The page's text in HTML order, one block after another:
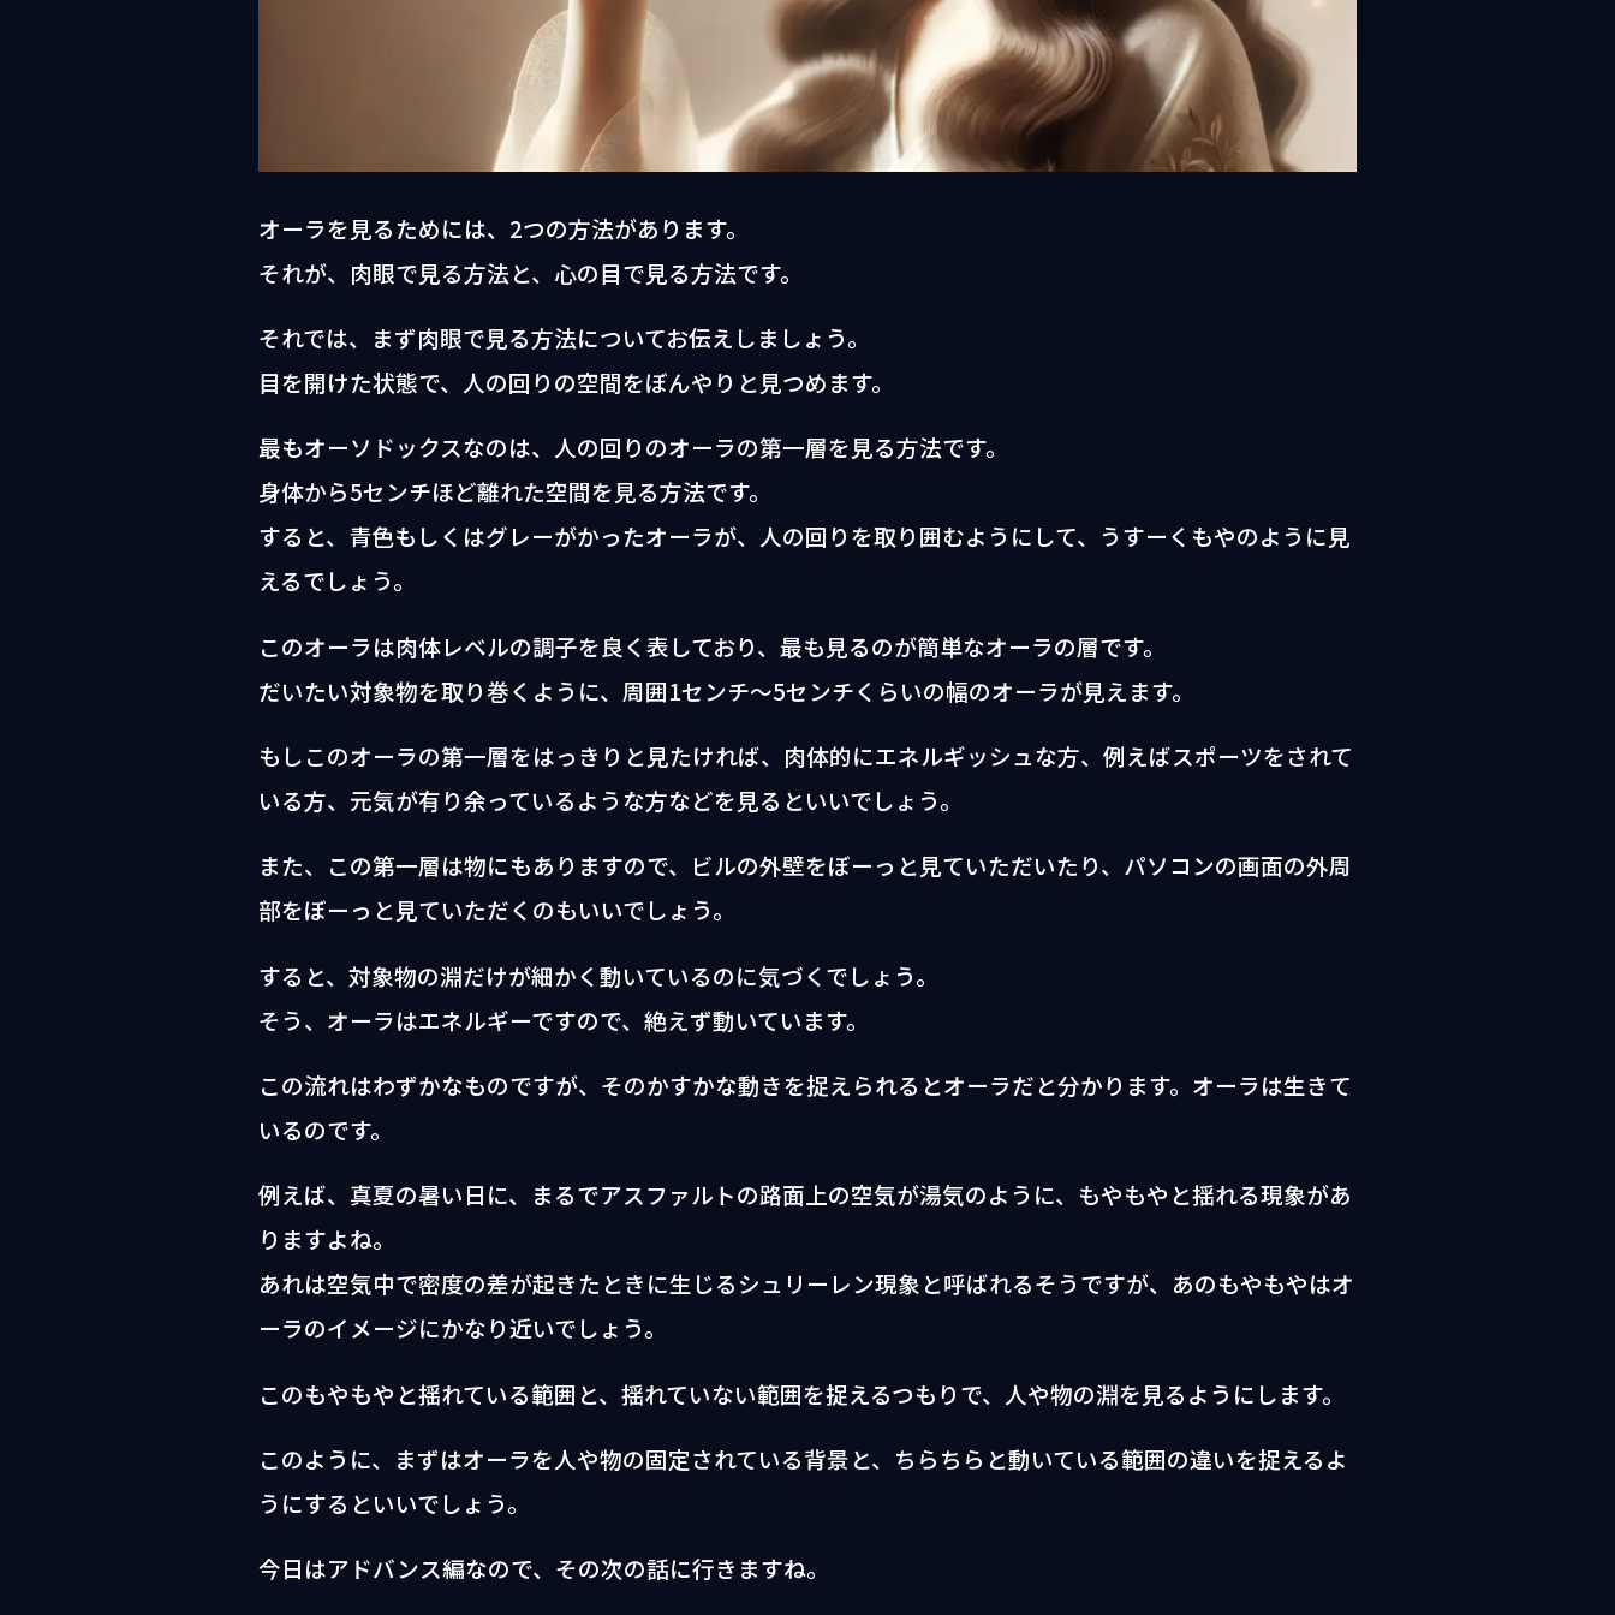
オーラを見るためには、2つの方法があります。
それが、肉眼で見る方法と、心の目で見る方法です。
それでは、まず肉眼で見る方法についてお伝えしましょう。
目を開けた状態で、人の回りの空間をぼんやりと見つめます。
最もオーソドックスなのは、人の回りのオーラの第一層を見る方法です。
身体から5センチほど離れた空間を見る方法です。
すると、青色もしくはグレーがかったオーラが、人の回りを取り囲むようにして、うすーくもやのように見
えるでしょう。
このオーラは肉体レベルの調子を良く表しており、最も見るのが簡単なオーラの層です。
だいたい対象物を取り巻くように、周囲1センチ～5センチくらいの幅のオーラが見えます。
もしこのオーラの第一層をはっきりと見たければ、肉体的にエネルギッシュな方、例えばスポーツをされて
いる方、元気が有り余っているような方などを見るといいでしょう。
また、この第一層は物にもありますので、ビルの外壁をぼーっと見ていただいたり、パソコンの画面の外周
部をぼーっと見ていただくのもいいでしょう。
すると、対象物の淵だけが細かく動いているのに気づくでしょう。
そう、オーラはエネルギーですので、絶えず動いています。
この流れはわずかなものですが、そのかすかな動きを捉えられるとオーラだと分かります。オーラは生きて
いるのです。
例えば、真夏の暑い日に、まるでアスファルトの路面上の空気が湯気のように、もやもやと揺れる現象があ
りますよね。
あれは空気中で密度の差が起きたときに生じるシュリーレン現象と呼ばれるそうですが、あのもやもやはオ
ーラのイメージにかなり近いでしょう。
このもやもやと揺れている範囲と、揺れていない範囲を捉えるつもりで、人や物の淵を見るようにします。
このように、まずはオーラを人や物の固定されている背景と、ちらちらと動いている範囲の違いを捉えるよ
うにするといいでしょう。
今日はアドバンス編なので、その次の話に行きますね。